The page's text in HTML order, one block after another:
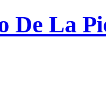
De La